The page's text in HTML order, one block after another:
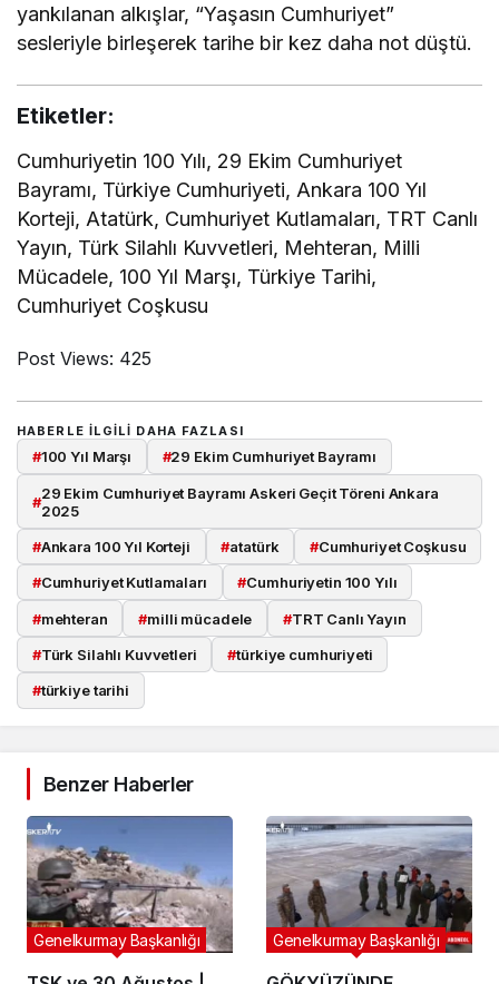
yankılanan alkışlar, “Yaşasın Cumhuriyet”
sesleriyle birleşerek tarihe bir kez daha not düştü.
Etiketler:
Cumhuriyetin 100 Yılı, 29 Ekim Cumhuriyet
Bayramı, Türkiye Cumhuriyeti, Ankara 100 Yıl
Korteji, Atatürk, Cumhuriyet Kutlamaları, TRT Canlı
Yayın, Türk Silahlı Kuvvetleri, Mehteran, Milli
Mücadele, 100 Yıl Marşı, Türkiye Tarihi,
Cumhuriyet Coşkusu
Post Views: 425
HABERLE ILGILI DAHA FAZLASI
#100 Yıl Marşı #29 Ekim Cumhuriyet Bayramı
#29 Ekim Cumhuriyet Bayramı Askeri Geçit Töreni Ankara
2025
#Ankara 100 Yıl Korteji #atatürk #Cumhuriyet Coşkusu
#Cumhuriyet Kutlamaları #Cumhuriyetin 100 Yılı
#mehteran #milli mücadele #TRT Canlı Yayın
#Türk Silahlı Kuvvetleri #türkiye cumhuriyeti
#türkiye tarihi
Benzer Haberler
Genelkurmay Başkanlığı Genelkurmay Başkanlığı